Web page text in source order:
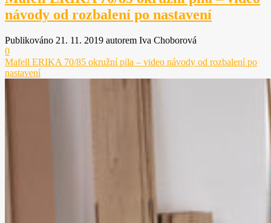
návody od rozbalení po nastavení
Publikováno 21. 11. 2019 autorem Iva Choborová
0
Mafell ERIKA 70/85 okružní pila – video návody od rozbalení po
nastavení